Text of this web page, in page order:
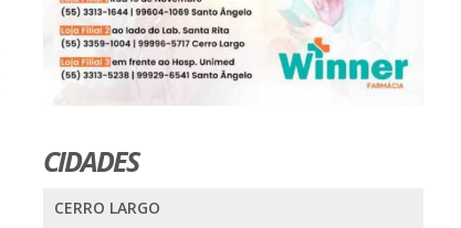
CIDADES
CERRO LARGO